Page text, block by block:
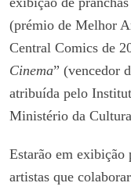
(prémio de Melhor
Central Comics de
Cinema” (vencedor
atribuída pelo
Ministério da
Estarão em exibição
artistas que